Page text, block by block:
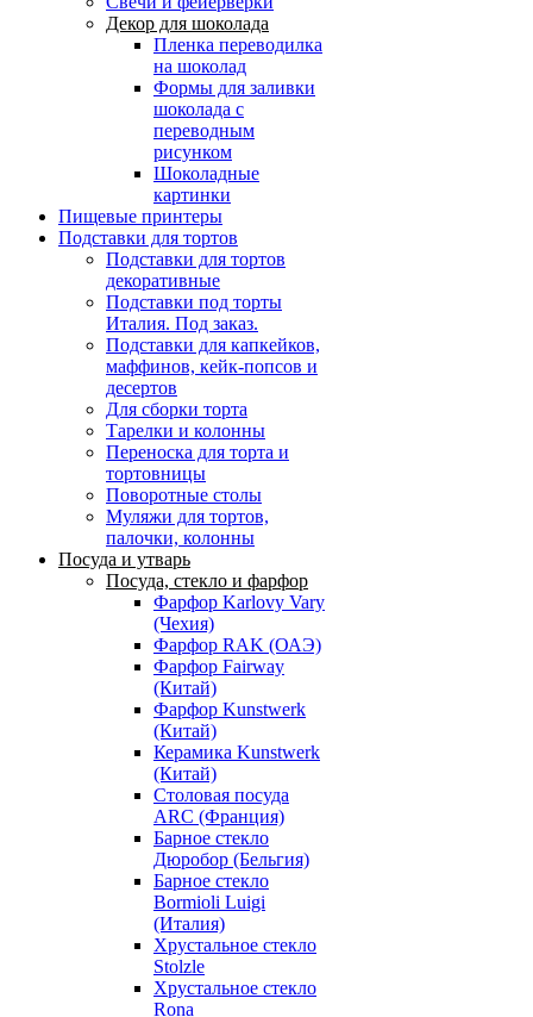
Декор для шоколада
Пленка переводилка
на шоколад
Формы для заливки
шоколада с
переводным
рисунком
Шоколадные
картинки
Пищевые принтеры
Подставки для тортов
Подставки для тортов
декоративные
Подставки под торты
Италия. Под заказ.
Подставки для капкейков,
маффинов, кейк-попсов и
десертов
Для сборки торта
Тарелки и колонны
Переноска для торта и
тортовницы
Поворотные столы
Муляжи для тортов,
палочки, колонны
Посуда и утварь
Посуда, стекло и фарфор
Фарфор Karlovy Vary
(Чехия)
Фарфор RAK (ОАЭ)
Фарфор Fairway
(Китай)
Фарфор Kunstwerk
(Китай)
Керамика Kunstwerk
(Китай)
Столовая посуда
ARC (Франция)
Барное стекло
Дюробор (Бельгия)
Барное стекло
Bormioli Luigi
(Италия)
Хрустальное стекло
Stolzle
Хрустальное стекло
Rona